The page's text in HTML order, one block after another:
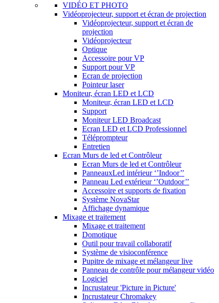
VIDÉO ET PHOTO
Vidéoprojecteur, support et écran de projection
Vidéoprojecteur, support et écran de
projection
Vidéoprojecteur
Optique
Accessoire pour VP
Support pour VP
Ecran de projection
Pointeur laser
Moniteur, écran LED et LCD
Moniteur, écran LED et LCD
Support
Moniteur LED Broadcast
Ecran LED et LCD Professionnel
Téléprompteur
Entretien
Ecran Murs de led et Contrôleur
Ecran Murs de led et Contrôleur
PanneauxLed intérieur ‘’Indoor’’
Panneau Led extérieur ‘’Outdoor’’
Accessoire et supports de fixation
Système NovaStar
Affichage dynamique
Mixage et traitement
Mixage et traitement
Domotique
Outil pour travail collaboratif
Système de visioconférence
Pupitre de mixage et mélangeur live
Panneau de contrôle pour mélangeur vidéo
Logiciel
Incrustateur 'Picture in Picture'
Incrustateur Chromakey